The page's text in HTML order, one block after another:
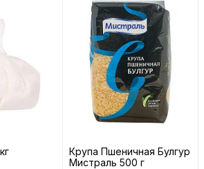
Крупа Пшеничная Булгур
Мистраль 500 г